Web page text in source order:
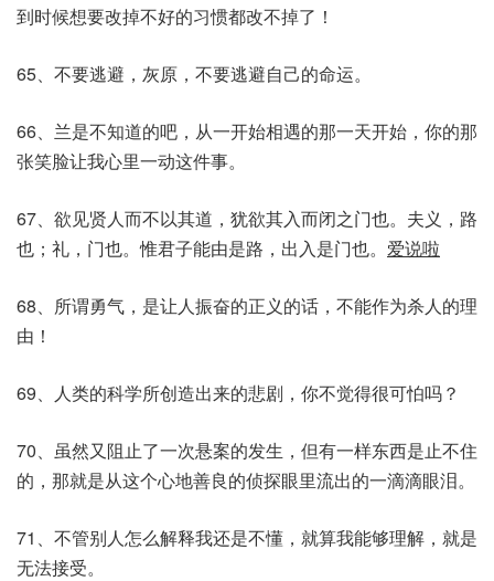
到时候想要改掉不好的习惯都改不掉了！
65、不要逃避，灰原，不要逃避自己的命运。
66、兰是不知道的吧，从一开始相遇的那一天开始，你的那
张笑脸让我心里一动这件事。
67、欲见贤人而不以其道，犹欲其入而闭之门也。夫义，路
也；礼，门也。惟君子能由是路，出入是门也。 爱说啦
68、所谓勇气，是让人振奋的正义的话，不能作为杀人的理
由！
69、人类的科学所创造出来的悲剧，你不觉得很可怕吗？
70、虽然又阻止了一次悬案的发生，但有一样东西是止不住
的，那就是从这个心地善良的侦探眼里流出的一滴滴眼泪。
71、不管别人怎么解释我还是不懂，就算我能够理解，就是
无法接受。